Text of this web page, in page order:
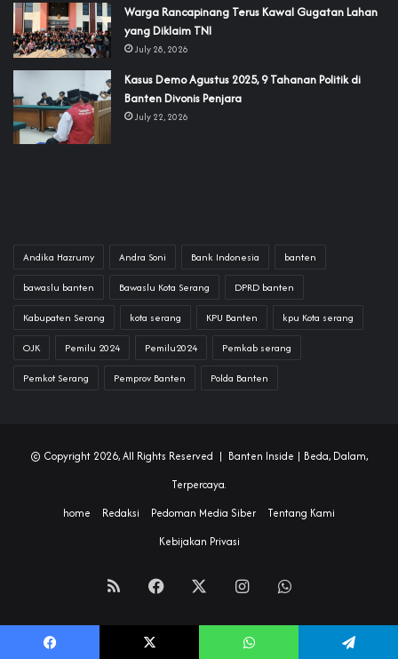
‎Warga Rancapinang Terus Kawal Gugatan Lahan
yang Diklaim TNI‎‎
July 28, 2026
‎Kasus Demo Agustus 2025, 9 Tahanan Politik di
Banten Divonis Penjara
July 22, 2026
Andika Hazrumy Andra Soni Bank Indonesia banten
bawaslu banten Bawaslu Kota Serang DPRD banten
Kabupaten Serang kota serang KPU Banten kpu Kota serang
OJK Pemilu 2024 Pemilu2024 Pemkab serang
Pemkot Serang Pemprov Banten Polda Banten
© Copyright 2026, All Rights Reserved | Banten Inside | Beda, Dalam,
Terpercaya.
home
Redaksi Pedoman Media Siber
Tentang Kami
Kebijakan Privasi
RSS Facebook InstagramWhatsApp